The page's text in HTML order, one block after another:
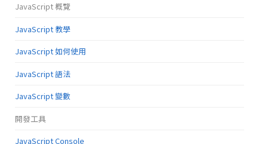
JavaScript 概覽
JavaScript 教學
JavaScript 如何使用
JavaScript 語法
JavaScript 變數
開發工具
JavaScript Console